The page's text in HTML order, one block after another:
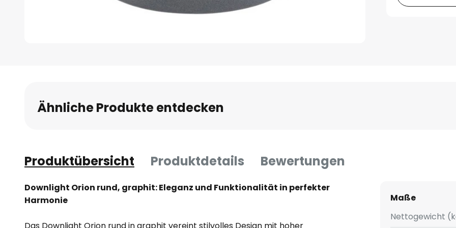
Bildgalerie
springen
Ähnliche Produkte entdecken
Produktübersicht Produktdetails Bewertungen
Downlight Orion rund, graphit: Eleganz und Funktionalität in perfekter
Harmonie
Maße
Nettogewicht